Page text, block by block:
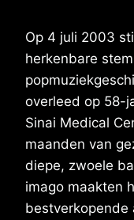
Op 4 juli 2003
herkenbare
overleed op 58-
Sinai Medical
maanden van
diepe, zwoele
imago maakten